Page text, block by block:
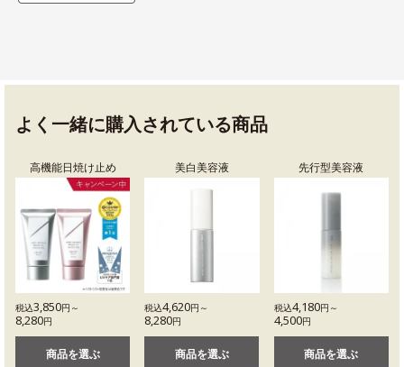
よく一緒に購入されている商品
高機能日焼け止め
税込3,850円～
8,280円
商品を選ぶ
美白美容液
税込4,620円～
8,280円
商品を選ぶ
先行型美容液
税込4,180円～
4,500円
商品を選ぶ